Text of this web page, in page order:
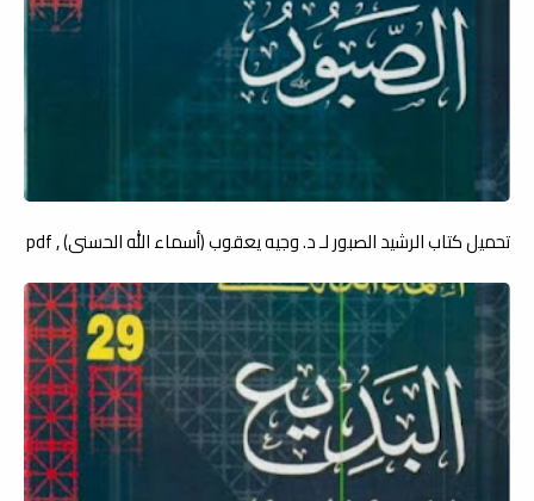
تحميل كتاب الرشيد الصبور لـ د. وجيه يعقوب (أسماء الله الحسنى) , pdf